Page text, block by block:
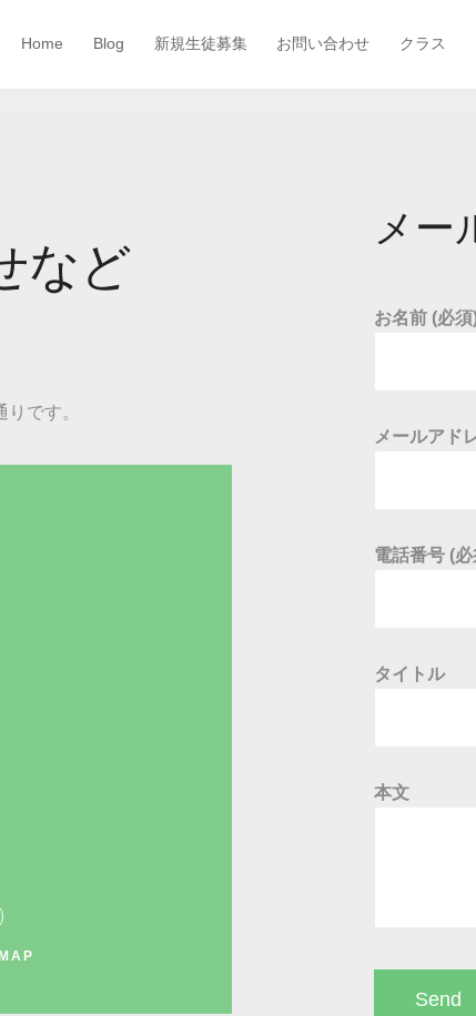
Home Blog 新規生徒募集 お問い合わせ クラス
など
です。
メー
お名前 (必須
メールアド
電話番号 (必
タイトル
本文